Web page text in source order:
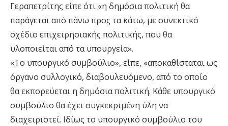
Γεραπετρίτης είπε ότι «η δημόσια πολιτική θα
παράγεται από πάνω προς τα κάτω, με συνεκτικό
σχέδιο επιχειρησιακής πολιτικής, που θα
υλοποιείται από τα υπουργεία».
«Το υπουργικό συμβούλιο», είπε, «αποκαθίσταται ως
όργανο συλλογικό, διαβουλευόμενο, από το οποίο
θα εκπορεύεται η δημόσια πολιτική. Κάθε υπουργικό
συμβούλιο θα έχει συγκεκριμένη ύλη να
διαχειριστεί. Ιδίως το υπουργικό συμβούλιο του